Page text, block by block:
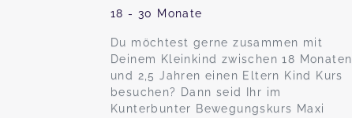
18 - 30 Monate
Du möchtest gerne zusammen mit
Deinem Kleinkind zwischen 18 Monaten
und 2,5 Jahren einen Eltern Kind Kurs
besuchen? Dann seid Ihr im
Kunterbunter Bewegungskurs Maxi